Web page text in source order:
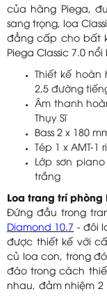
của hãng Piega,
sang trọng, loa
đẳng cấp cho bất
Piega Classic 7.0
Thiết kế
2,5 đường
Âm thanh
Thụy Sĩ
Bass 2 x 180
Tép 1 x AMT-1
Lớp sơn
trắng
Loa trang trí phòng
Đứng đầu trong
Diamond 10.7 - đôi
được thiết kế với
củ loa con, trong
đáo trong cách
nhau, đảm nhiệm